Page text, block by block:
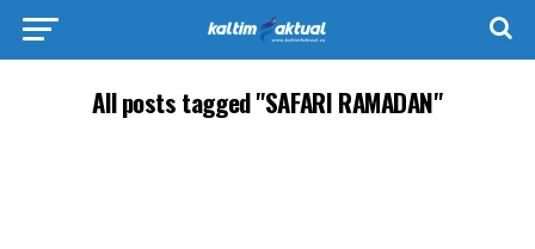
All posts tagged "SAFARI RAMADAN"